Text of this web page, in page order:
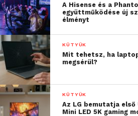
A Hisense és a
együttműködése új
élményt
KÜTYÜK
Mit tehetsz, ha
megsérül?
KÜTYÜK
Az LG bemutatja
Mini LED 5K gaming